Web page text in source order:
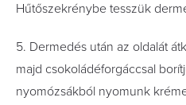
Hűtőszekrénybe tesszük
5. Dermedés után az oldalát
majd csokoládéforgáccsal
nyomózsákból nyomunk